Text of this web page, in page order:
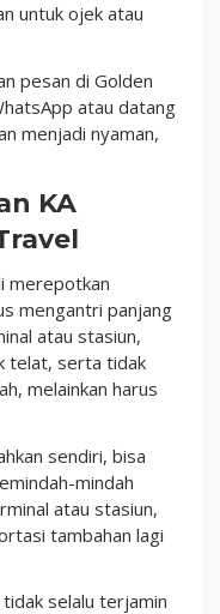
untuk ojek atau
pesan di Golden
atau datang
menjadi nyaman,
KA
merepotkan
mengantri panjang
atau stasiun,
telat, serta tidak
melainkan harus
sendiri, bisa
mindah
atau stasiun,
tambahan lagi
selalu terjamin